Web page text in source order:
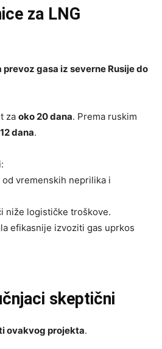
za LNG
gasa iz severne Rusije do
za oko 20 dana. Prema ruskim
dana.
vremenskih neprilika i
niže logističke troškove.
efikasnije izvoziti gas uprkos
skeptični
ovakvog projekta.